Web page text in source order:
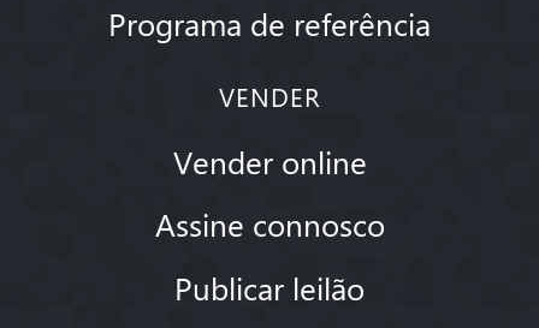
Programa de referência
VENDER
Vender online
Assine connosco
Publicar leilão